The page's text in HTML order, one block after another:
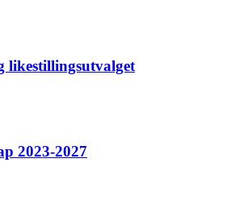
likestillingsutvalget
2023-2027